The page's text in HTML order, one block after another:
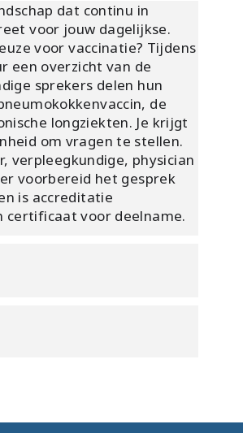
dat continu in
voor jouw dagelijkse.
voor vaccinatie? Tijdens
een overzicht van de
sprekers delen hun
de
longziekten. Je krijgt
om vragen te stellen.
verpleegkundige, physician
voorbereid het gesprek
is accreditatie
certificaat voor deelname.